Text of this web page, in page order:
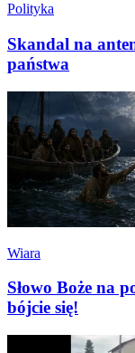
Polityka
Skandal na
państwa
Wiara
Słowo Boże na
bójcie się!